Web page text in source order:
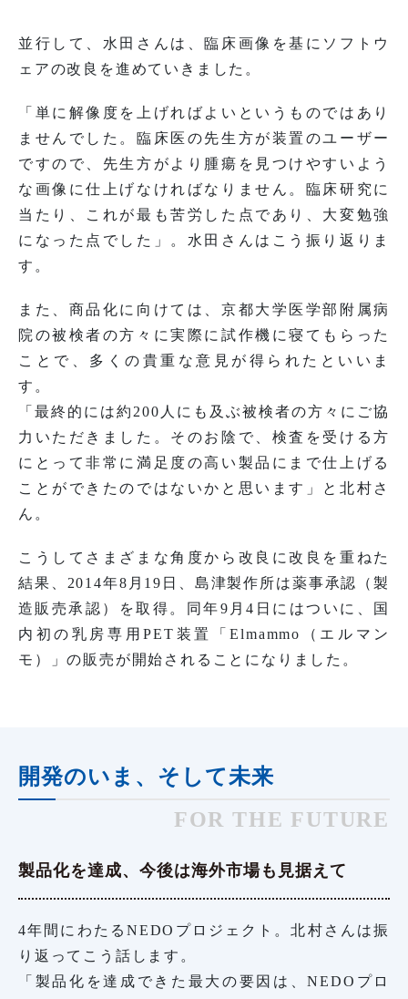
並行して、水田さんは、臨床画像を基にソフトウ
ェアの改良を進めていきました。
「単に解像度を上げればよいというものではあり
ませんでした。臨床医の先生方が装置のユーザー
ですので、先生方がより腫瘍を見つけやすいよう
な画像に仕上げなければなりません。臨床研究に
当たり、これが最も苦労した点であり、大変勉強
になった点でした」。水田さんはこう振り返りま
す。
また、商品化に向けては、京都大学医学部附属病
院の被検者の方々に実際に試作機に寝てもらった
ことで、多くの貴重な意見が得られたといいま
す。
「最終的には約200人にも及ぶ被検者の方々にご協
力いただきました。そのお陰で、検査を受ける方
にとって非常に満足度の高い製品にまで仕上げる
ことができたのではないかと思います」と北村さ
ん。
こうしてさまざまな角度から改良に改良を重ねた
結果、2014年8月19日、島津製作所は薬事承認（製
造販売承認）を取得。同年9月4日にはついに、国
内初の乳房専用PET装置「Elmammo（エルマン
モ）」の販売が開始されることになりました。
開発のいま、そして未来
FOR THE FUTURE
製品化を達成、今後は海外市場も見据えて
4年間にわたるNEDOプロジェクト。北村さんは振
り返ってこう話します。
「製品化を達成できた最大の要因は、NEDOプロ